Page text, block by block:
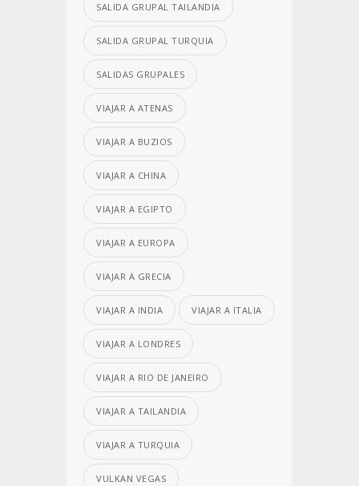
SALIDA GRUPAL TAILANDIA
SALIDA GRUPAL TURQUIA
SALIDAS GRUPALES
VIAJAR A ATENAS
VIAJAR A BUZIOS
VIAJAR A CHINA
VIAJAR A EGIPTO
VIAJAR A EUROPA
VIAJAR A GRECIA
VIAJAR A INDIA VIAJAR A ITALIA
VIAJAR A LONDRES
VIAJAR A RIO DE JANEIRO
VIAJAR A TAILANDIA
VIAJAR A TURQUIA
VULKAN VEGAS